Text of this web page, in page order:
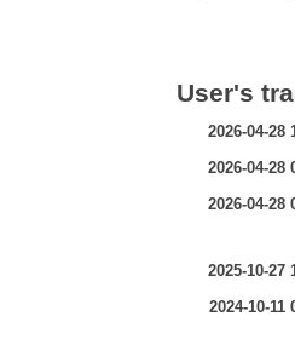
User's
2026-04-28
2026-04-28
2026-04-28
2025-10-27
2024-10-11